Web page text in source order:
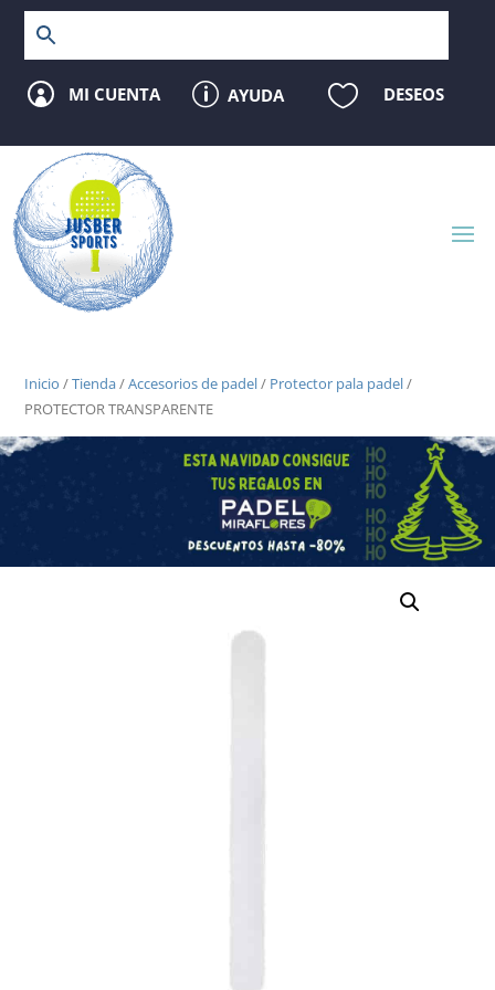
 MI CUENTA p AYUDA  DESEOS
Inicio /Tienda/Accesorios de padel/ Protector pala padel/
PROTECTOR TRANSPARENTE